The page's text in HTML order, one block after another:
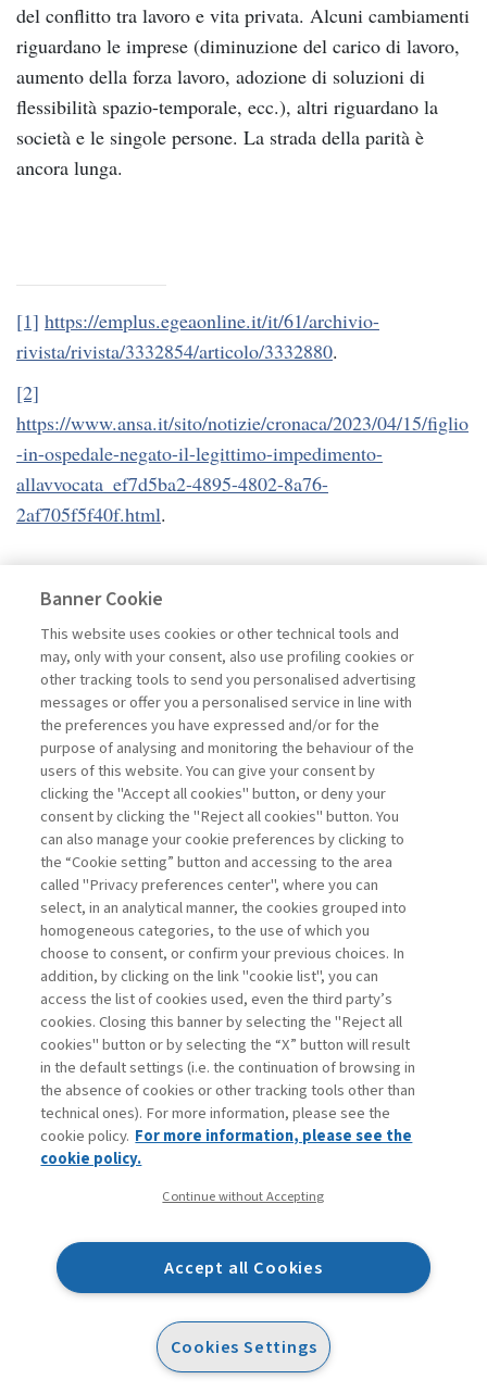
del conflitto tra lavoro e vita privata. Alcuni cambiamenti
riguardano le imprese (diminuzione del carico di lavoro,
aumento della forza lavoro, adozione di soluzioni di
flessibilità spazio-temporale, ecc.), altri riguardano la
società e le singole persone. La strada della parità è
ancora lunga.
[1] https://emplus.egeaonline.it/it/61/archivio-
rivista/rivista/3332854/articolo/3332880.
[2]
https://www.ansa.it/sito/notizie/cronaca/2023/04/15/figlio
-in-ospedale-negato-il-legittimo-impedimento-
allavvocata_ef7d5ba2-4895-4802-8a76-
2af705f5f40f.html.
Foto iStock.com / Evgen_Prozhyrko
Vai all'archivio
Contatti
Abbonamenti
Archivio rubriche
Privacy
Dichiarazione di accessibilità
Mappa del sito
Banner Cookie
This website uses cookies or other technical tools and
may, only with your consent, also use profiling cookies or
other tracking tools to send you personalised advertising
messages or offer you a personalised service in line with
the preferences you have expressed and/or for the
purpose of analysing and monitoring the behaviour of the
users of this website. You can give your consent by
clicking the "Accept all cookies" button, or deny your
consent by clicking the "Reject all cookies" button. You
can also manage your cookie preferences by clicking to
the “Cookie setting” button and accessing to the area
called "Privacy preferences center", where you can
select, in an analytical manner, the cookies grouped into
homogeneous categories, to the use of which you
choose to consent, or confirm your previous choices. In
addition, by clicking on the link "cookie list", you can
access the list of cookies used, even the third party’s
cookies. Closing this banner by selecting the "Reject all
cookies" button or by selecting the “X” button will result
in the default settings (i.e. the continuation of browsing in
the absence of cookies or other tracking tools other than
technical ones). For more information, please see the
cookie policy. For more information, please see the
cookie policy.
Continue without Accepting
Accept all Cookies
Cookies Settings